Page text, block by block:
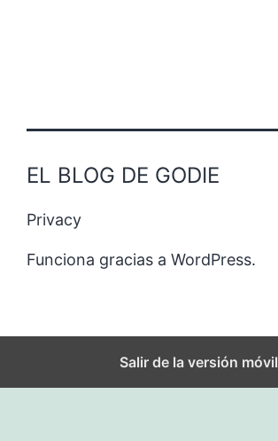
EL BLOG DE GODIE
Privacy
Funciona gracias a WordPress.
Salir de la versión móvil